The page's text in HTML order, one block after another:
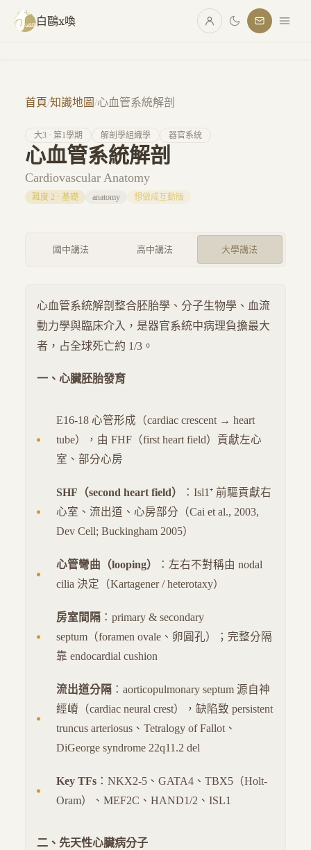
跳至主要內容
白鷗x喚
首頁/知識地圖/心血管系統解剖
大3 · 第1學期 解剖學組織學 器官系統
心血管系統解剖
Cardiovascular Anatomy
難度 2 · 基礎 anatomy 想做成互動版
國中講法 高中講法 大學講法
心血管系統解剖整合胚胎學、分子生物學、血流
動力學與臨床介入，是器官系統中病理負擔最大
者，占全球死亡約 1/3。
一、心臟胚胎發育
E16-18 心管形成（cardiac crescent → heart
tube），由 FHF（first heart field）貢獻左心
室、部分心房
SHF（second heart field）
：Isl1⁺ 前驅貢獻右
心室、流出道、心房部分（Cai et al., 2003,
Dev Cell; Buckingham 2005）
心管彎曲（looping）
：左右不對稱由 nodal
cilia 決定（Kartagener / heterotaxy）
房室間隔 ：primary & secondary
septum（foramen ovale、卵圓孔）；完整分隔
靠 endocardial cushion
流出道分隔 ：aorticopulmonary septum 源自神
經嵴（cardiac neural crest），缺陷致 persistent
truncus arteriosus、Tetralogy of Fallot、
DiGeorge syndrome 22q11.2 del
Key TFs ：NKX2-5、GATA4、TBX5（Holt-
Oram）、MEF2C、HAND1/2、ISL1
二、先天性心臟病分子